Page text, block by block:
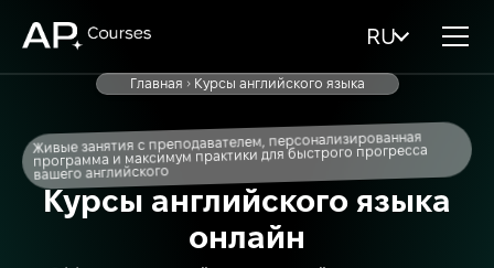
RU
Главная Курсы английского языка
Живые занятия с преподавателем, персонализированная
программа и максимум практики для быстрого прогресса
вашего английского
Курсы английского языка
онлайн